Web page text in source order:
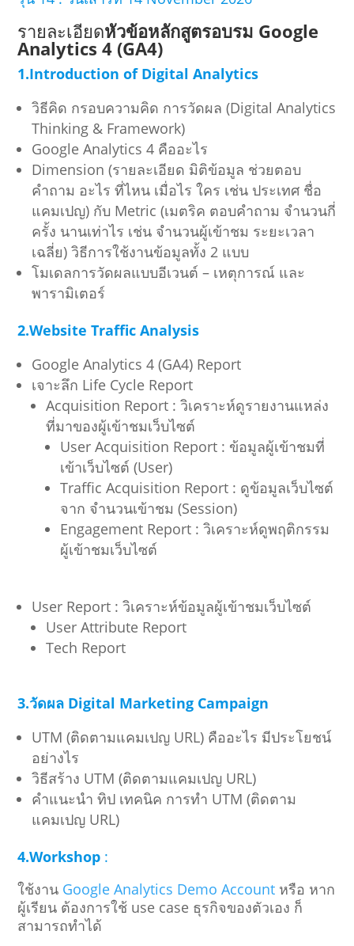
รายละเอียดหัวข้อหลักสูตรอบรม Google
Analytics 4 (GA4)
1.Introduction of Digital Analytics
วิธีคิด กรอบความคิด การวัดผล (Digital Analytics
Thinking & Framework)
Google Analytics 4 คืออะไร
Dimension (รายละเอียด มิติข้อมูล ช่วยตอบ
คำถาม อะไร ที่ไหน เมื่อไร ใคร เช่น ประเทศ ชื่อ
แคมเปญ) กับ Metric (เมตริค ตอบคำถาม จำนวนกี่
ครั้ง นานเท่าไร เช่น จำนวนผู้เข้าชม ระยะเวลา
เฉลี่ย) วิธีการใช้งานข้อมูลทั้ง 2 แบบ
โมเดลการวัดผลแบบอีเวนต์ – เหตุการณ์ และ
พารามิเตอร์
2.Website Traffic Analysis
Google Analytics 4 (GA4) Report
เจาะลึก Life Cycle Report
Acquisition Report : วิเคราะห์ดูรายงานแหล่ง
ที่มาของผู้เข้าชมเว็บไซต์
User Acquisition Report : ข้อมูลผู้เข้าชมที่
เข้าเว็บไซต์ (User)
Traffic Acquisition Report : ดูข้อมูลเว็บไซต์
จาก จำนวนเข้าชม (Session)
Engagement Report : วิเคราะห์ดูพฤติกรรม
ผู้เข้าชมเว็บไซต์
User Report : วิเคราะห์ข้อมูลผู้เข้าชมเว็บไซต์
User Attribute Report
Tech Report
3.วัดผล Digital Marketing Campaign
UTM (ติดตามแคมเปญ URL) คืออะไร มีประโยชน์
อย่างไร
วิธีสร้าง UTM (ติดตามแคมเปญ URL)
คำแนะนำ ทิป เทคนิค การทำ UTM (ติดตาม
แคมเปญ URL)
4.Workshop :
ใช้งาน Google Analytics Demo Account หรือ หาก
ผู้เรียน ต้องการใช้ use case ธุรกิจของตัวเอง ก็
สามารถทำได้